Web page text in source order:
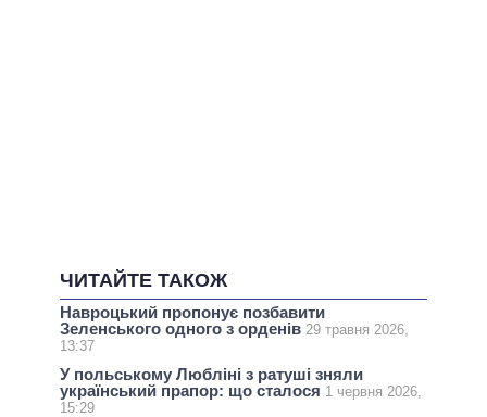
ЧИТАЙТЕ ТАКОЖ
Навроцький пропонує позбавити
Зеленського одного з орденів 29 травня 2026,
13:37
У польському Любліні з ратуші зняли
український прапор: що сталося 1 червня 2026,
15:29